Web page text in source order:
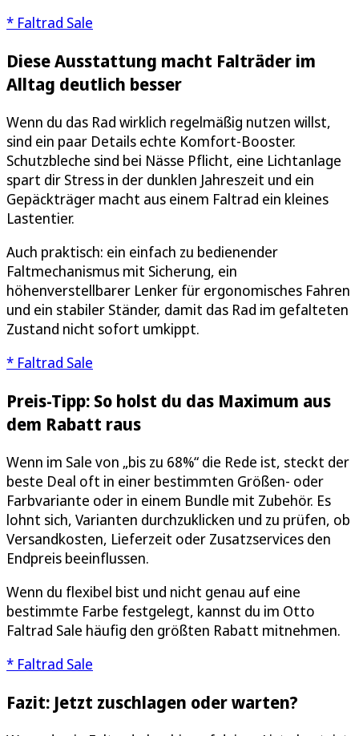
* Faltrad Sale
Diese Ausstattung macht Falträder im
Alltag deutlich besser
Wenn du das Rad wirklich regelmäßig nutzen willst,
sind ein paar Details echte Komfort-Booster.
Schutzbleche sind bei Nässe Pflicht, eine Lichtanlage
spart dir Stress in der dunklen Jahreszeit und ein
Gepäckträger macht aus einem Faltrad ein kleines
Lastentier.
Auch praktisch: ein einfach zu bedienender
Faltmechanismus mit Sicherung, ein
höhenverstellbarer Lenker für ergonomisches Fahren
und ein stabiler Ständer, damit das Rad im gefalteten
Zustand nicht sofort umkippt.
* Faltrad Sale
Preis-Tipp: So holst du das Maximum aus
dem Rabatt raus
Wenn im Sale von „bis zu 68%“ die Rede ist, steckt der
beste Deal oft in einer bestimmten Größen- oder
Farbvariante oder in einem Bundle mit Zubehör. Es
lohnt sich, Varianten durchzuklicken und zu prüfen, ob
Versandkosten, Lieferzeit oder Zusatzservices den
Endpreis beeinflussen.
Wenn du flexibel bist und nicht genau auf eine
bestimmte Farbe festgelegt, kannst du im Otto
Faltrad Sale häufig den größten Rabatt mitnehmen.
* Faltrad Sale
Fazit: Jetzt zuschlagen oder warten?